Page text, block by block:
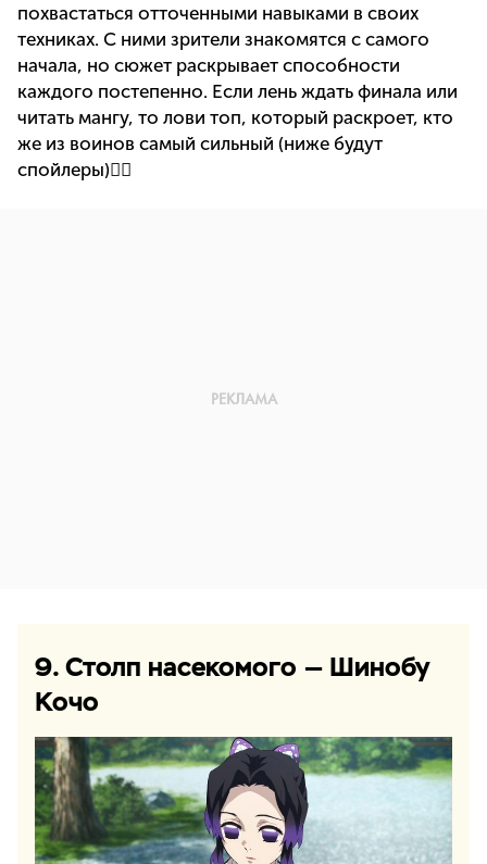
похвастаться отточенными навыками в своих
техниках. С ними зрители знакомятся с самого
начала, но сюжет раскрывает способности
каждого постепенно. Если лень ждать финала или
читать мангу, то лови топ, который раскроет, кто
же из воинов самый сильный (ниже будут
спойлеры)👇🏻
9. Столп насекомого — Шинобу
Кочо